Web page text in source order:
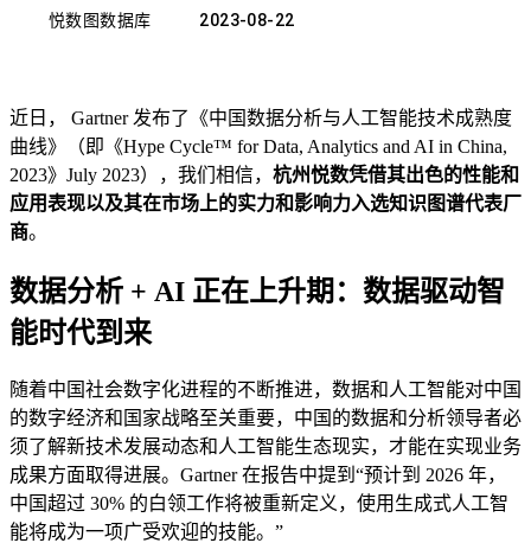
悦数图数据库 2023-08-22
近日， Gartner 发布了《中国数据分析与人工智能技术成熟度
曲线》（即《Hype Cycle™ for Data, Analytics and AI in China,
2023》July 2023），我们相信， 杭州悦数凭借其出色的性能和
应用表现以及其在市场上的实力和影响力入选知识图谱代表厂
商。
数据分析 + AI 正在上升期：数据驱动智
能时代到来
随着中国社会数字化进程的不断推进，数据和人工智能对中国
的数字经济和国家战略至关重要，中国的数据和分析领导者必
须了解新技术发展动态和人工智能生态现实，才能在实现业务
成果方面取得进展。Gartner 在报告中提到“预计到 2026 年，
中国超过 30% 的白领工作将被重新定义，使用生成式人工智
能将成为一项广受欢迎的技能。”